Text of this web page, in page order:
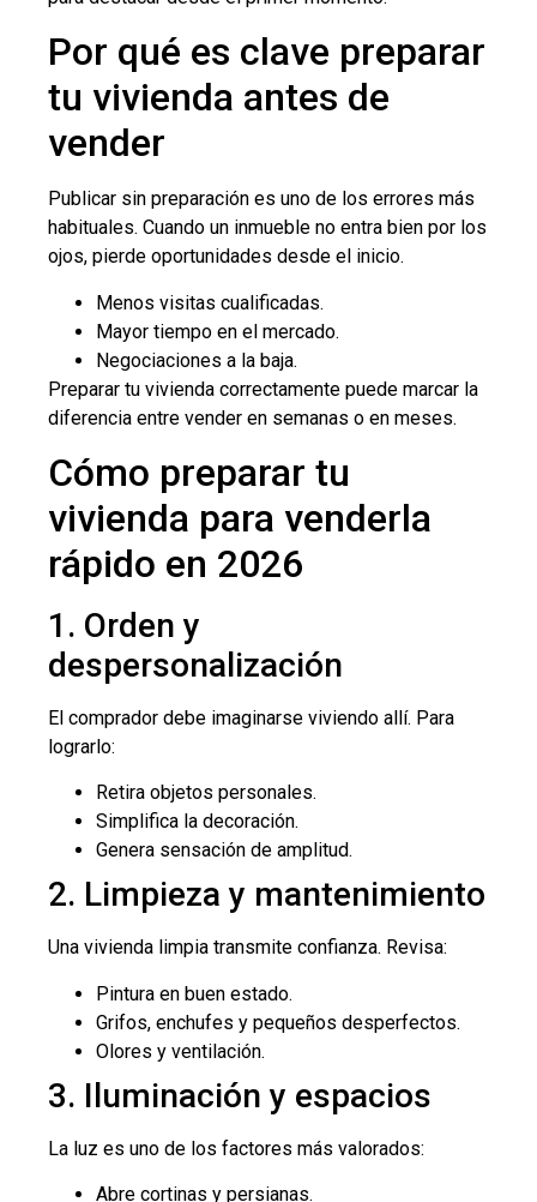
Por qué es clave preparar
tu vivienda antes de
vender
Publicar sin preparación es uno de los errores más
habituales. Cuando un inmueble no entra bien por los
ojos, pierde oportunidades desde el inicio.
Menos visitas cualificadas.
Mayor tiempo en el mercado.
Negociaciones a la baja.
Preparar tu vivienda correctamente puede marcar la
diferencia entre vender en semanas o en meses.
Cómo preparar tu
vivienda para venderla
rápido en 2026
1. Orden y
despersonalización
El comprador debe imaginarse viviendo allí. Para
lograrlo:
Retira objetos personales.
Simplifica la decoración.
Genera sensación de amplitud.
2. Limpieza y mantenimiento
Una vivienda limpia transmite confianza. Revisa:
Pintura en buen estado.
Grifos, enchufes y pequeños desperfectos.
Olores y ventilación.
3. Iluminación y espacios
La luz es uno de los factores más valorados:
Abre cortinas y persianas.